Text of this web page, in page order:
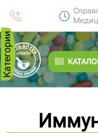
Категории